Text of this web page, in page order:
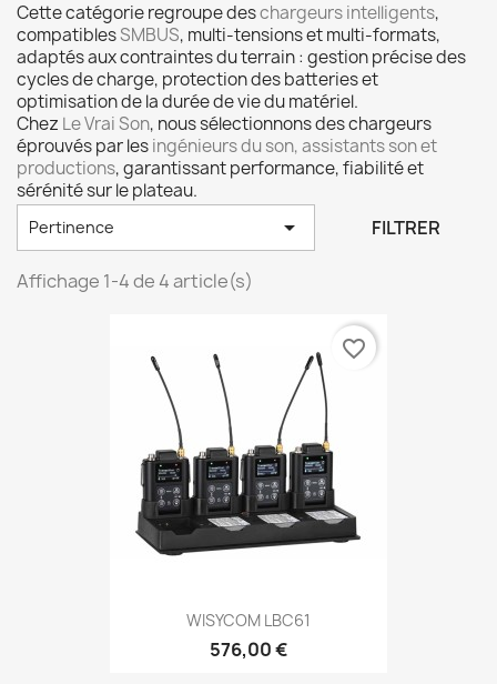
Cette catégorie regroupe deschargeurs intelligents,
compatiblesSMBUS, multi-tensions et multi-formats,
adaptés aux contraintes du terrain : gestion précise des
cycles de charge, protection des batteries et
optimisation de la durée de vie du matériel.
Chez Le Vrai Son, nous sélectionnons des chargeurs
éprouvés par lesingénieurs du son, assistants son et
productions, garantissant performance, fiabilité et
sérénité sur le plateau.
Pertinence  FILTRER
Affichage 1-4 de 4 article(s)
WISYCOM LBC61
576,00 €
favorite_border